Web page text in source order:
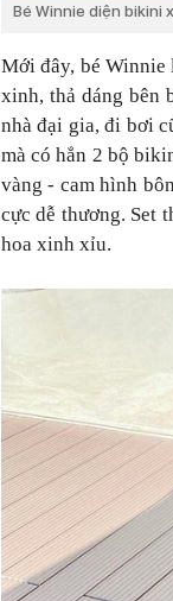
Bé Winnie diện bikini
Mới đây, bé Winnie
xinh, thả dáng bên
nhà đại gia, đi bơi
mà có hẳn 2 bộ
vàng - cam hình
cực dễ thương. Set
hoa xinh xỉu.